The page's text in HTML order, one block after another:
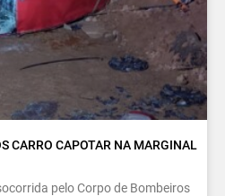
CARRO CAPOTAR NA MARGINAL
pelo Corpo de Bombeiros